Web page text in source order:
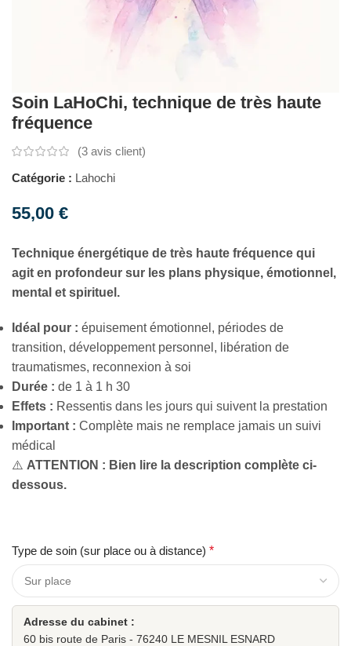
Soin LaHoChi, technique de très haute
fréquence
(3 avis client)
Catégorie : Lahochi
55,00 €
Technique énergétique de très haute fréquence qui
agit en profondeur sur les plans physique, émotionnel,
mental et spirituel.
Idéal pour : épuisement émotionnel, périodes de
transition, développement personnel, libération de
traumatismes, reconnexion à soi
Durée : de 1 à 1 h 30
Effets : Ressentis dans les jours qui suivent la prestation
Important : Complète mais ne remplace jamais un suivi
médical
⚠️ ATTENTION : Bien lire la description complète ci-
dessous.
Type de soin (sur place ou à distance) *
Adresse du cabinet :
60 bis route de Paris - 76240 LE MESNIL ESNARD